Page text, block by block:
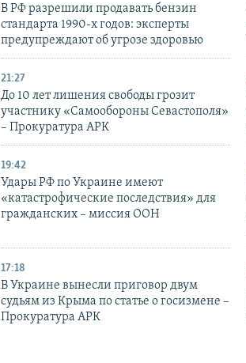
В РФ разрешили продавать бензин
стандарта 1990-х годов: эксперты
предупреждают об угрозе здоровью
21:27
До 10 лет лишения свободы грозит
участнику «Самообороны Севастополя»
– Прокуратура АРК
19:42
Удары РФ по Украине имеют
«катастрофические последствия» для
гражданских – миссия ООН
17:18
В Украине вынесли приговор двум
судьям из Крыма по статье о госизмене –
Прокуратура АРК